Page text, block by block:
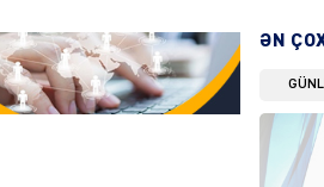
DÜNYA
ƏN